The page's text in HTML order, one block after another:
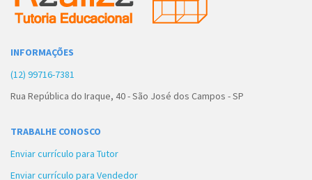
INFORMAÇÕES
(12) 99716-7381
Rua República do Iraque, 40 - São José dos Campos - SP
TRABALHE CONOSCO
Enviar currículo para Tutor
Enviar currículo para Vendedor